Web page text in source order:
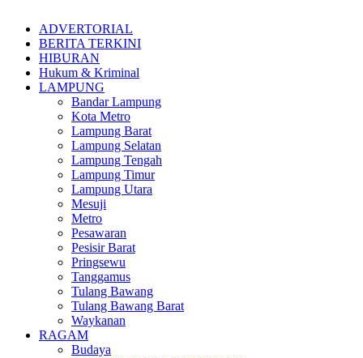
ADVERTORIAL
BERITA TERKINI
HIBURAN
Hukum & Kriminal
LAMPUNG
Bandar Lampung
Kota Metro
Lampung Barat
Lampung Selatan
Lampung Tengah
Lampung Timur
Lampung Utara
Mesuji
Metro
Pesawaran
Pesisir Barat
Pringsewu
Tanggamus
Tulang Bawang
Tulang Bawang Barat
Waykanan
RAGAM
Budaya